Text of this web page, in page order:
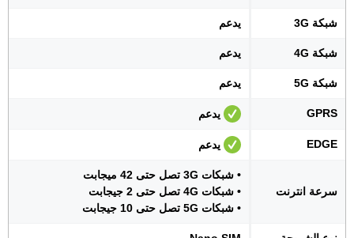
شبكة 3G يدعم
شبكة 4G يدعم
شبكة 5G يدعم
GPRS يدعم
EDGE يدعم
سرعة انترنت
• شبكات 3G تصل حتى 42 ميجابت
• شبكات 4G تصل حتى 2 جيجابت
• شبكات 5G تصل حتى 10 جيجابت